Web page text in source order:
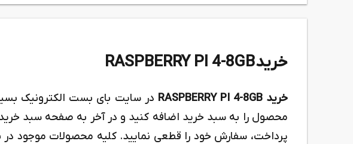
خرید RASPBERRY PI 4-8GB
خرید RASPBERRY PI 4-8GB
در سایت بای بست الکترونیک
محصول را به سبد خرید اضافه کنید و در آخر به صفحه سبد خرید
پرداخت، سفارش خود را قطعی نمایید. کلیه محصولات موجود